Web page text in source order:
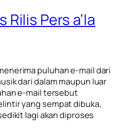
Pers a’la
puluhan e-mail dari
dari dalam maupun luar
e-mail tersebut
yang sempat dibuka,
lagi akan diproses